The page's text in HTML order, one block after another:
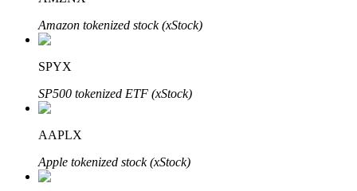
Investasi Otomatis
Raih keuntungan jangka panjang dan kepentingan fleksibel
Amazon tokenized stock (xStock)
SPYX
SP500 tokenized ETF (xStock)
AAPLX
Apple tokenized stock (xStock)